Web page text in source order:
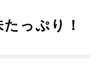
っぷり！